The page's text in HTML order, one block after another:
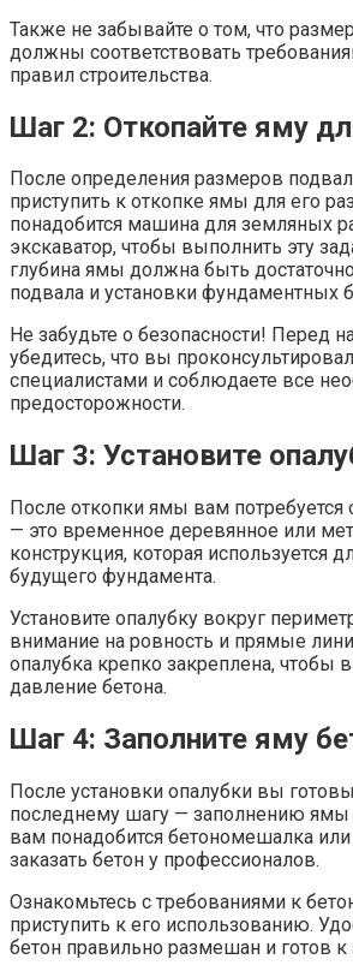
Также не забывайте о том, что
должны соответствовать
правил строительства.
Шаг 2: Откопайте яму
После определения размеров
приступить к откопке ямы для его
понадобится машина для земляных
экскаватор, чтобы выполнить эту
глубина ямы должна быть
подвала и установки фундаментных
Не забудьте о безопасности! Перед
убедитесь, что вы
специалистами и соблюдаете все
предосторожности.
Шаг 3: Установите
После откопки ямы вам потребуется
— это временное деревянное или
конструкция, которая используется
будущего фундамента.
Установите опалубку вокруг
внимание на ровность и прямые
опалубка крепко закреплена, чтобы
давление бетона.
Шаг 4: Заполните яму
После установки опалубки вы
последнему шагу — заполнению ямы
вам понадобится бетономешалка
заказать бетон у профессионалов.
Ознакомьтесь с требованиями к
приступить к его использованию.
бетон правильно размешан и готов